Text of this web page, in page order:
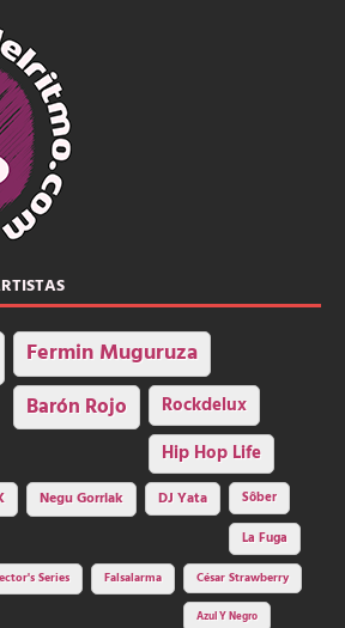
Fermin Muguruza
Barón Rojo Rockdelux
Hip Hop Life
Negu Gorriak DJ Yata
Sôber
La Fuga
Series Falsalarma César Strawberry
Azul Y Negro